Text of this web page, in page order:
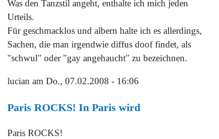
Was den Tanzstil angeht, enthalte ich mich jeden
Urteils.
Für geschmacklos und albern halte ich es allerdings,
Sachen, die man irgendwie diffus doof findet, als
"schwul" oder "gay angehaucht" zu bezeichnen.
lucian am Do., 07.02.2008 - 16:06
Paris ROCKS! In Paris wird
Paris ROCKS!